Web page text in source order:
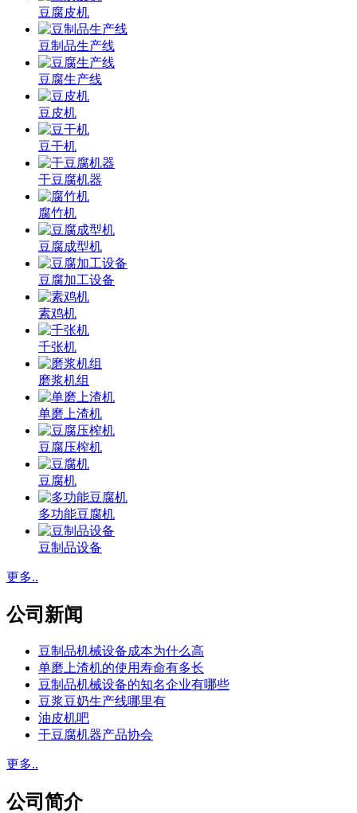
豆腐皮机
豆制品生产线
豆腐生产线
豆皮机
豆干机
干豆腐机器
腐竹机
豆腐成型机
豆腐加工设备
素鸡机
千张机
磨浆机组
单磨上渣机
豆腐压榨机
豆腐机
多功能豆腐机
豆制品设备
更多..
公司新闻
豆制品机械设备成本为什么高
单磨上渣机的使用寿命有多长
豆制品机械设备的知名企业有哪些
豆浆豆奶生产线哪里有
油皮机吧
干豆腐机器产品协会
更多..
公司简介